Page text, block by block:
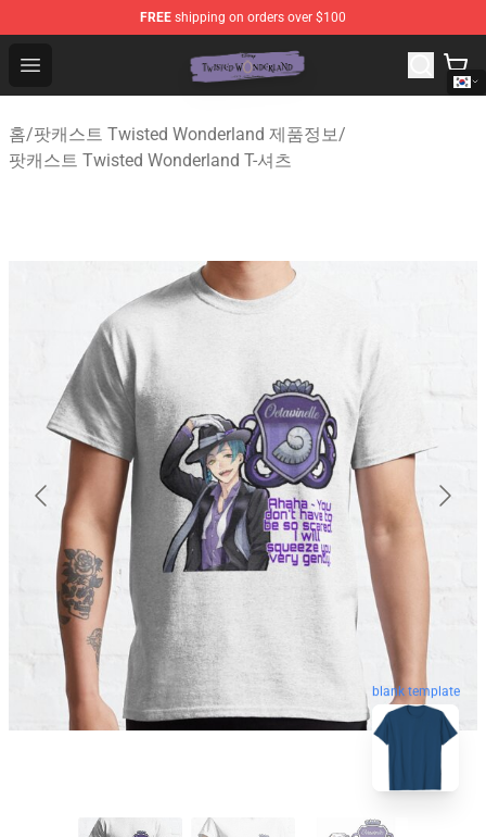
FREE shipping on orders over $100
Open menu
Twisted Wonderland Store - Official Twisted
홈/팟캐스트 Twisted Wonderland 제품정보/
팟캐스트 Twisted Wonderland T-셔츠
blank template